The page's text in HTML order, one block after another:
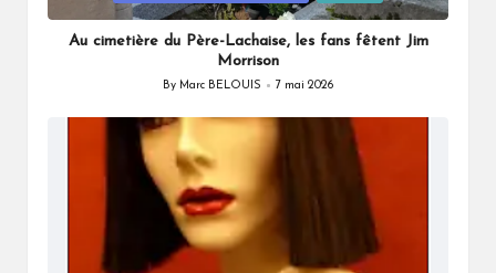
Au cimetière du Père-Lachaise, les fans fêtent Jim
Morrison
Posted
By Marc BELOUIS 7 mai 2026